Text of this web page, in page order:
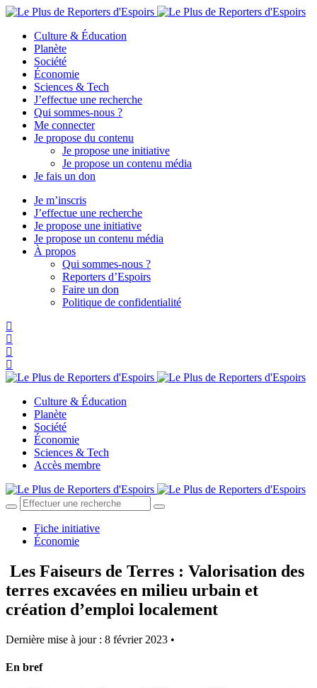
Culture & Éducation
Planète
Société
Économie
Sciences & Tech
J’effectue une recherche
Qui sommes-nous ?
Me connecter
Je propose du contenu
Je propose une initiative
Je propose un contenu média
Je fais un don
Je m’inscris
J’effectue une recherche
Je propose une initiative
Je propose un contenu média
À propos
Qui sommes-nous ?
Reporters d’Espoirs
Faire un don
Politique de confidentialité
Culture & Éducation
Planète
Société
Économie
Sciences & Tech
Accès membre
Fiche initiative
Économie
Les Faiseurs de Terres : Valorisation des
terres excavées en milieu urbain et
création d’emploi localement
Dernière mise à jour : 8 février 2023 •
En bref